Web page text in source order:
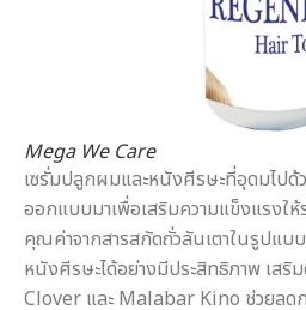
Mega We Care
เซรั่มปลูกผมและหนังศีรษะที่อุดมไปด้
ออกแบบมาเพื่อเสริมความแข็งแรงใ
คุณค่าจากสารสกัดถั่วลันเตาในรูปแบ
หนังศีรษะได้อย่างมีประสิทธิภาพ เสริ
Clover และ Malabar Kino ช่วยลดก